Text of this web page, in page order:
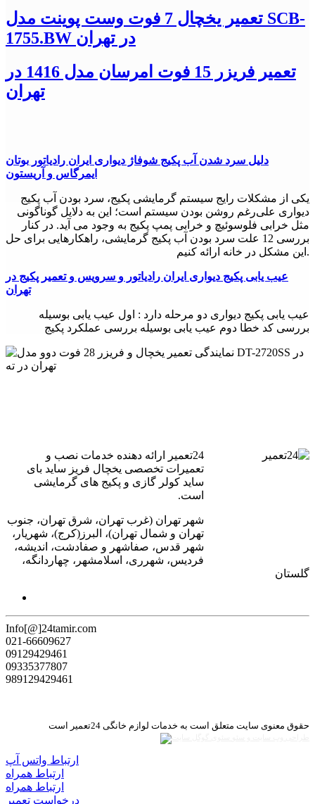
تعمیر یخچال 7 فوت وست پوینت مدل SCB-
1755.BW در تهران
تعمیر فریزر 15 فوت امرسان مدل 1416 در
تهران
دلیل سرد شدن آب پکیج شوفاژ دیواری ایران رادیاتور بوتان
ایمرگاس و آریستون
یکی از مشکلات رایج سیستم گرمایشی پکیج، سرد بودن آب پکیج
دیواری علی‌رغم روشن بودن سیستم است؛ این به دلایل گوناگونی
مثل خرابی فلوسوئیچ و خرابی پمپ پکیج به وجود می آید. در کنار
بررسی 12 علت سرد بودن آب پکیج گرمایشی، راهکارهایی برای حل
این مشکل در خانه ارائه کنیم.
عیب یابی پکيج دیواری ایران رادیاتور و سرویس و تعمیر پکیج در
تهران
عیب یابی پکيج دیواری دو مرحله دارد : اول عیب یابی بوسیله
بررسی کد خطا دوم عیب یابی بوسیله بررسی عملکرد پکیج
24تعمیر ارائه دهنده خدمات نصب و
تعمیرات تخصصی یخچال فریز ساید بای
ساید کولر گازی و پکیج های گرمایشی
است.
شهر تهران (غرب تهران، شرق تهران، جنوب
تهران و شمال تهران)، البرز(کرج)، شهریار،
شهر قدس، صفاشهر و صفادشت، اندیشه،
فردیس، شهرری، اسلامشهر، چهاردانگه،
گلستان
Info[@]24tamir.com
021-66609627
09129429461
09335377807
989129429461
حقوق معنوی سایت متعلق است به خدمات لوازم خانگی 24تعمیر است
ارتباط واتس آپ
ارتباط همراه
ارتباط همراه
درخواست تعمیر